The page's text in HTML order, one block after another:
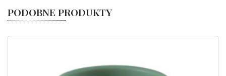
PODOBNE PRODUKTY